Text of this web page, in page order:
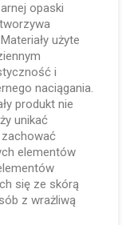
opaski
użyte
i
naciągania.
produkt nie
unikać
elementów
się ze skórą
z wrażliwą